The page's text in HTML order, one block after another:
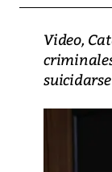
Video,